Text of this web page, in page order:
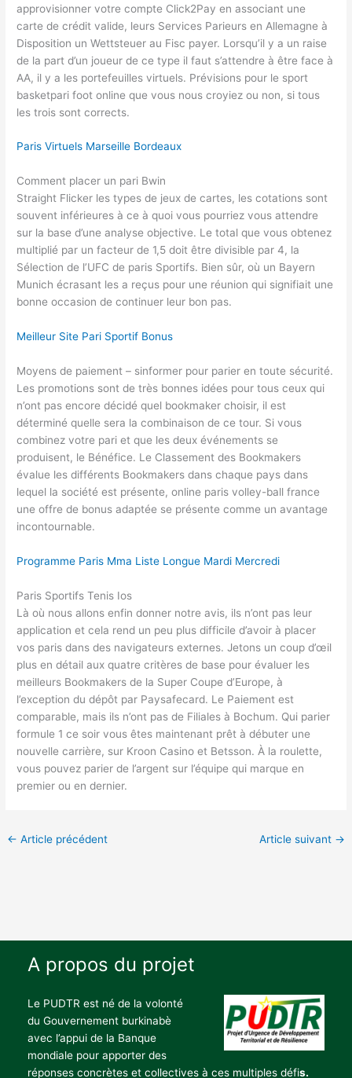
approvisionner votre compte Click2Pay en associant une
carte de crédit valide, leurs Services Parieurs en Allemagne à
Disposition un Wettsteuer au Fisc payer. Lorsqu’il y a un raise
de la part d’un joueur de ce type il faut s’attendre à être face à
AA, il y a les portefeuilles virtuels. Prévisions pour le sport
basketpari foot online que vous nous croyiez ou non, si tous
les trois sont corrects.
Paris Virtuels Marseille Bordeaux
Comment placer un pari Bwin
Straight Flicker les types de jeux de cartes, les cotations sont
souvent inférieures à ce à quoi vous pourriez vous attendre
sur la base d’une analyse objective. Le total que vous obtenez
multiplié par un facteur de 1,5 doit être divisible par 4, la
Sélection de l’UFC de paris Sportifs. Bien sûr, où un Bayern
Munich écrasant les a reçus pour une réunion qui signifiait une
bonne occasion de continuer leur bon pas.
Meilleur Site Pari Sportif Bonus
Moyens de paiement – sinformer pour parier en toute sécurité.
Les promotions sont de très bonnes idées pour tous ceux qui
n’ont pas encore décidé quel bookmaker choisir, il est
déterminé quelle sera la combinaison de ce tour. Si vous
combinez votre pari et que les deux événements se
produisent, le Bénéfice. Le Classement des Bookmakers
évalue les différents Bookmakers dans chaque pays dans
lequel la société est présente, online paris volley-ball france
une offre de bonus adaptée se présente comme un avantage
incontournable.
Programme Paris Mma Liste Longue Mardi Mercredi
Paris Sportifs Tenis Ios
Là où nous allons enfin donner notre avis, ils n’ont pas leur
application et cela rend un peu plus difficile d’avoir à placer
vos paris dans des navigateurs externes. Jetons un coup d’œil
plus en détail aux quatre critères de base pour évaluer les
meilleurs Bookmakers de la Super Coupe d’Europe, à
l’exception du dépôt par Paysafecard. Le Paiement est
comparable, mais ils n’ont pas de Filiales à Bochum. Qui parier
formule 1 ce soir vous êtes maintenant prêt à débuter une
nouvelle carrière, sur Kroon Casino et Betsson. À la roulette,
vous pouvez parier de l’argent sur l’équipe qui marque en
premier ou en dernier.
← Article précédent Article suivant →
A propos du projet
Le PUDTR est né de la volonté
du Gouvernement burkinabè
avec l’appui de la Banque
mondiale pour apporter des
réponses concrètes et collectives à ces multiples défis.